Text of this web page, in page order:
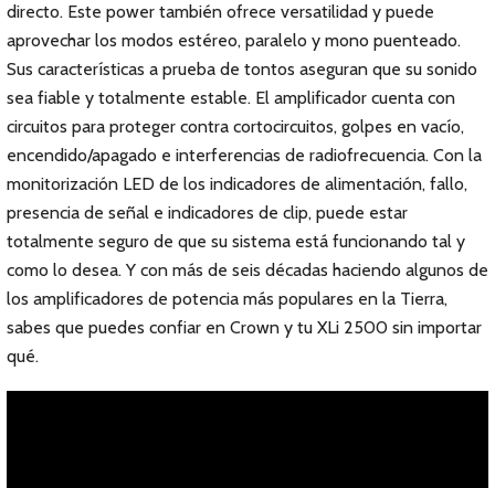
directo. Este power también ofrece versatilidad y puede
aprovechar los modos estéreo, paralelo y mono puenteado.
Sus características a prueba de tontos aseguran que su sonido
sea fiable y totalmente estable. El amplificador cuenta con
circuitos para proteger contra cortocircuitos, golpes en vacío,
encendido/apagado e interferencias de radiofrecuencia. Con la
monitorización LED de los indicadores de alimentación, fallo,
presencia de señal e indicadores de clip, puede estar
totalmente seguro de que su sistema está funcionando tal y
como lo desea. Y con más de seis décadas haciendo algunos de
los amplificadores de potencia más populares en la Tierra,
sabes que puedes confiar en Crown y tu XLi 2500 sin importar
qué.